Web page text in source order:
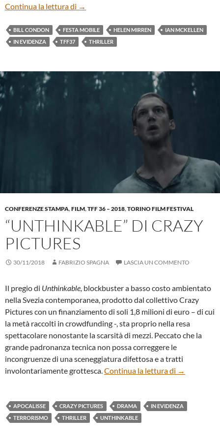
Continua la lettura di “THE GOOD LIAR” BY BILL CONDON
→
BILL CONDON FESTA MOBILE HELEN MIRREN
IAN MCKELLEN
IN EVIDENZA
TFF37 THRILLER
CONFERENZE STAMPA,FILM,TFF 36 – 2018,TORINO FILM FESTIVAL
“UNTHINKABLE” DI CRAZY
PICTURES
30/11/2018 FABRIZIO SPAGNA LASCIA UN COMMENTO
Il pregio di Unthinkable, blockbuster a basso costo ambientato
nella Svezia contemporanea, prodotto dal collettivo Crazy
Pictures con un finanziamento di soli 1,8 milioni di euro – di cui
la metà raccolti in crowdfunding -, sta proprio nella resa
spettacolare nonostante la scarsità di mezzi. Peccato che la
grande padronanza tecnica non possa correggere le
incongruenze di una sceneggiatura difettosa e a tratti
involontariamente grottesca.Continua la lettura di →
APOCALISSE CRAZY PICTURES DRAMA
IN EVIDENZA
TERRORISMO
THRILLER UNTHINKABLE